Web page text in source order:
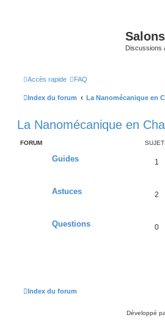
Discussions
Accès rapide FAQ
Index du forum La Nanomécanique en
La Nanomécanique en
FORUM
Guides 1
Astuces 2
Questions 0
Index du forum
Développé